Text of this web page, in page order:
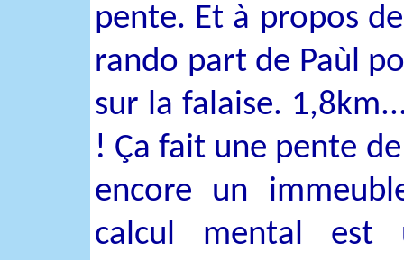
pente. Et à propos
rando part de Paùl
sur la falaise.
! Ça fait une pente
encore un
calcul mental